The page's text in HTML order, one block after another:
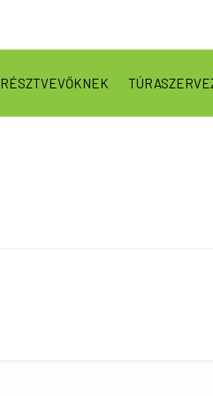
RÉSZTVEVŐKNEK